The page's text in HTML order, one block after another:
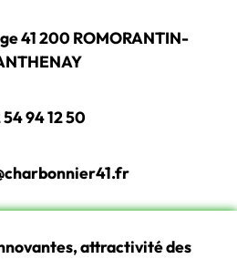
41 200 ROMORANTIN-
94 12 50
attractivité des